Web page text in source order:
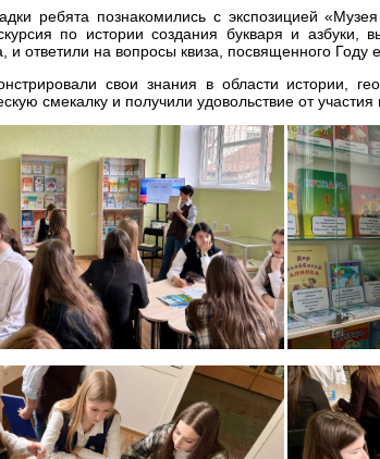
ребята познакомились с экспозицией
по истории создания букваря и азбуки,
и ответили на вопросы квиза, посвященного Году
свои знания в области истории,
смекалку и получили удовольствие от участия